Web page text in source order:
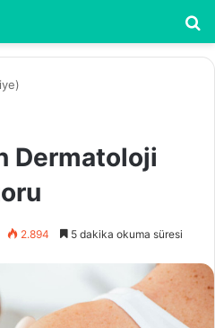
Dermatoloji
2.894 5 dakika okuma süresi